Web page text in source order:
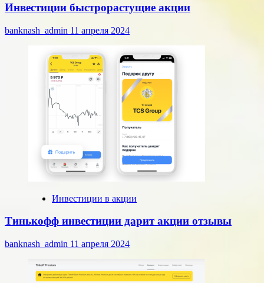
Инвестиции быстрорастущие акции
banknash_admin 11 апреля 2024
Инвестиции в акции
Тинькофф инвестиции дарит акции отзывы
banknash_admin 11 апреля 2024